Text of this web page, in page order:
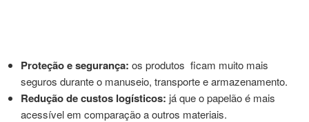
Proteção e segurança: os produtos ficam muito mais
seguros durante o manuseio, transporte e armazenamento.
Redução de custos logísticos: já que o papelão é mais
acessível em comparação a outros materiais.